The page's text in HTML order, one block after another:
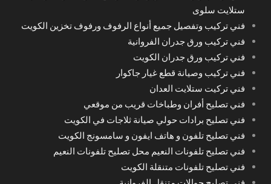
ستلايت سلوى
فني تركيب وتفصيل جميع أنواع الرفوف ورفوف تخزين الكويت
فني تركيب ورق جدران الفروانية
فني تركيب ورق جدران الكويت
فني تركيب وصيانة قطع غيار جاكوار
فني تركيت ستلايت العدان
فني تصليح أفران وطباخات قريب من موقعي
فني تصليح برادات حولي صيانة ثلاجات في الكويت
فني تصليح تلفون و هاتف ايفون و سامسونج الكويت
فني تصليح تلفونات النعيم محل تصليح تلفونات النعيم
فني تصليح تلفونات متنقلة الكويت